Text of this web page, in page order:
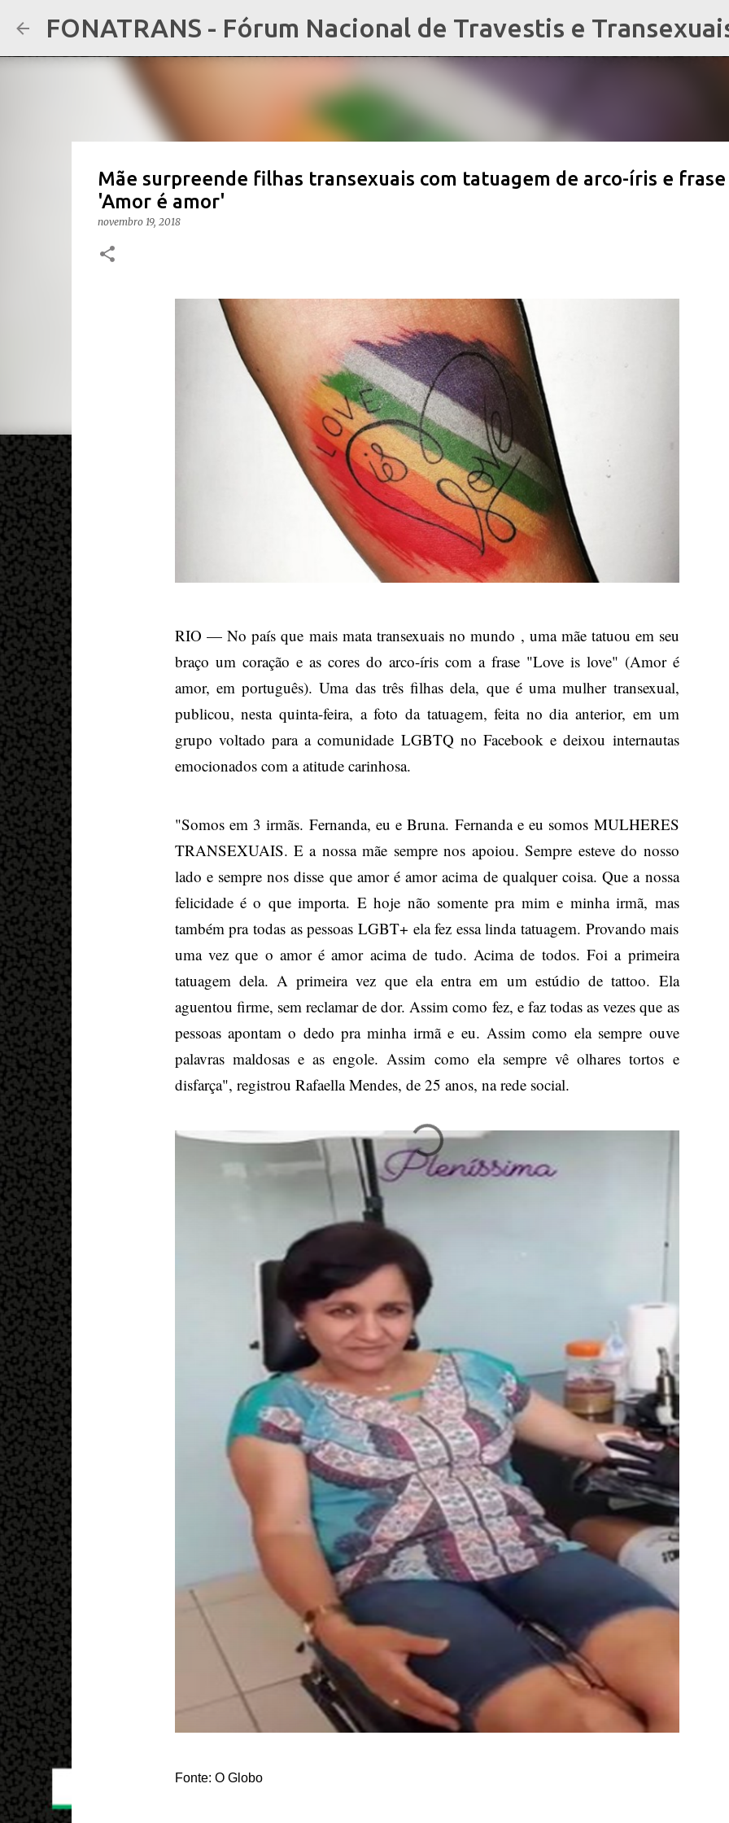
Pular para o conteúdo principal
FONATRANS - Fórum Nacional de Travestis e
Mãe surpreende filhas transexuais com tatuagem de arco-íris e frase
'Amor é amor'
novembro 19, 2018
RIO — No país que mais mata transexuais no mundo , uma mãe tatuou em seu
braço um coração e as cores do arco-íris com a frase "Love is love" (Amor é
amor, em português). Uma das três filhas dela, que é uma mulher transexual,
publicou, nesta quinta-feira, a foto da tatuagem, feita no dia anterior, em um
grupo voltado para a comunidade LGBTQ no Facebook e deixou internautas
emocionados com a atitude carinhosa.
"Somos em 3 irmãs. Fernanda, eu e Bruna. Fernanda e eu somos MULHERES
TRANSEXUAIS. E a nossa mãe sempre nos apoiou. Sempre esteve do nosso
lado e sempre nos disse que amor é amor acima de qualquer coisa. Que a nossa
felicidade é o que importa. E hoje não somente pra mim e minha irmã, mas
também pra todas as pessoas LGBT+ ela fez essa linda tatuagem. Provando mais
uma vez que o amor é amor acima de tudo. Acima de todos. Foi a primeira
tatuagem dela. A primeira vez que ela entra em um estúdio de tattoo. Ela
aguentou firme, sem reclamar de dor. Assim como fez, e faz todas as vezes que as
pessoas apontam o dedo pra minha irmã e eu. Assim como ela sempre ouve
palavras maldosas e as engole. Assim como ela sempre vê olhares tortos e
disfarça", registrou Rafaella Mendes, de 25 anos, na rede social.
Fonte: O Globo